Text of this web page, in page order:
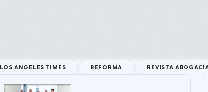
LOS ANGELES TIMES REFORMA REVISTA